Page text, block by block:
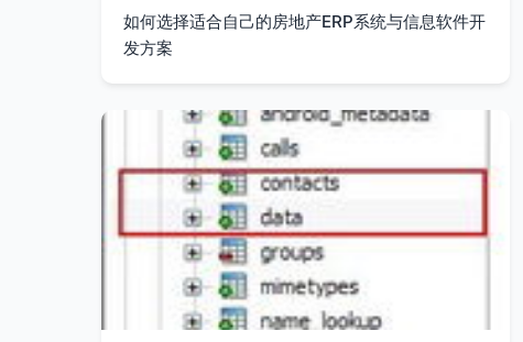
如何选择适合自己的房地产ERP系统与信息软件开
发方案